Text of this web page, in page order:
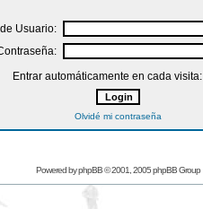
Usuario:
Entrar automáticamente en cada visita:
Olvidé mi contraseña
Powered byphpBB© 2001, 2005 phpBB Group